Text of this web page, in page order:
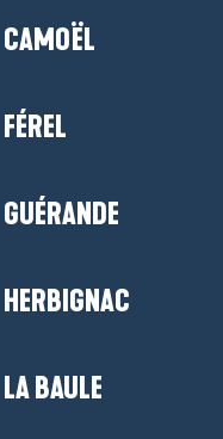
CAMOËL
FÉREL
GUÉRANDE
HERBIGNAC
LA BAULE